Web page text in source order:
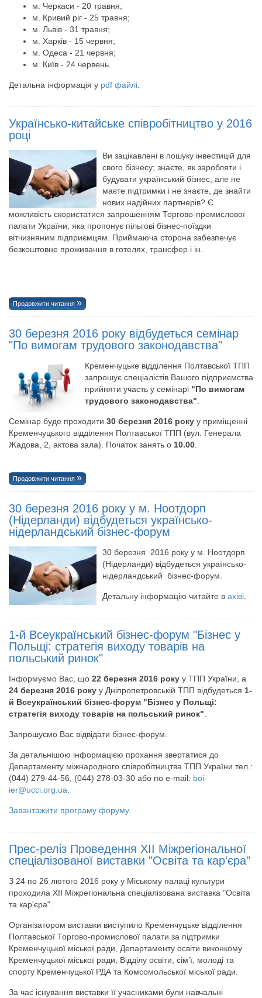
м. Черкаси - 20 травня;
м. Кривий ріг - 25 травня;
м. Львів - 31 травня;
м. Харків - 15 червня;
м. Одеса - 21 червня;
м. Київ - 24 червень.
Детальна інформація у pdf файлі.
Українсько-китайське співробітництво у 2016
році
Ви зацікавлені в пошуку інвестицій для
свого бізнесу; знаєте, як заробляти і
будувати український бізнес, але не
маєте підтримки і не знаєте, де знайти
нових надійних партнерів? Є
можливість скористатися запрошенням Торгово-промислової
палати України, яка пропонує пільгові бізнес-поїздки
вітчизняним підприємцям. Приймаюча сторона забезпечує
безкоштовне проживання в готелях, трансфер і ін.
Продовжити читання
30 березня 2016 року відбудеться семінар
"По вимогам трудового законодавства"
Кременчуцьке відділення Полтавської ТПП
запрошує спеціалістів Вашого підприємства
прийняти участь у семінарі "По вимогам
трудового законодавства".
Семінар буде проходити 30 березня 2016 року у приміщенні
Кременчуцького відділення Полтавської ТПП (вул. Генерала
Жадова, 2, актова зала). Початок занять о 10.00.
Продовжити читання
30 березня 2016 року у м. Ноотдорп
(Нiдерланди) вiдбудеться українсько-
нiдерландський бiзнес-форум
30 березня 2016 року у м. Ноотдорп
(Нiдерланди) вiдбудеться українсько-
нiдерландський бiзнес-форум.
Детальну інформацію читайте в ахіві.
1-й Всеукраїнський бізнес-форум "Бізнес у
Польщі: стратегія виходу товарів на
польський ринок"
Інформуємо Вас, що 22 березня 2016 року у ТПП України, а
24 березня 2016 року у Дніпропетровській ТПП відбудеться 1-
й Всеукраїнський бізнес-форум "Бізнес у Польщі:
стратегія виходу товарів на польський ринок".
Запрошуємо Вас відвідати бізнес-форум.
За детальнішою інформацією прохання звертатися до
Департаменту міжнародного співробітництва ТПП України тел.:
(044) 279-44-56, (044) 278-03-30 або по e-mail: boi-
ier@ucci.org.ua.
Завантажити програму форуму.
Прес-реліз Проведення ХІІ Міжрегіональної
спеціалізованої виставки "Освіта та кар'єра"
З 24 по 26 лютого 2016 року у Міському палаці культури
проходила ХІІ Міжрегіональна спеціалізована виставка "Освіта
та кар'єра".
Організатором виставки виступило Кременчуцьке відділення
Полтавської Торгово-промислової палати за підтримки
Кременчуцької міської ради, Департаменту освіти виконкому
Кременчуцької міської ради, Відділу освіти, сім’ї, молоді та
спорту Кременчуцької РДА та Комсомольської міської ради.
За час існування виставки її учасниками були навчальні